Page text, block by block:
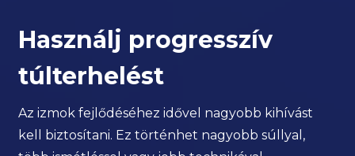
Használj progresszív
túlterhelést
Az izmok fejlődéséhez idővel nagyobb kihívást
kell biztosítani. Ez történhet nagyobb súllyal,